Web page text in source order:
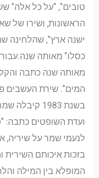
טובים", "על כל אלה"
הראשונות, ושירו של
ישנה ארץ", שהלחינה
כסלו" מאותה
מאותה שנה כתבה
המים". שירת העשבים
בשנת 1983
ועדת השופטים כתבה:
לנעמי שמר על שיריה,
בזכות איכותם השירית
המופלא בין המילה